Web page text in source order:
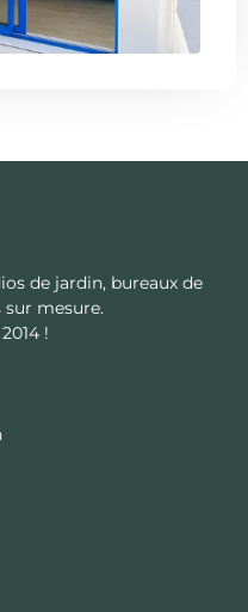
de jardin, bureaux de
mesure.
!